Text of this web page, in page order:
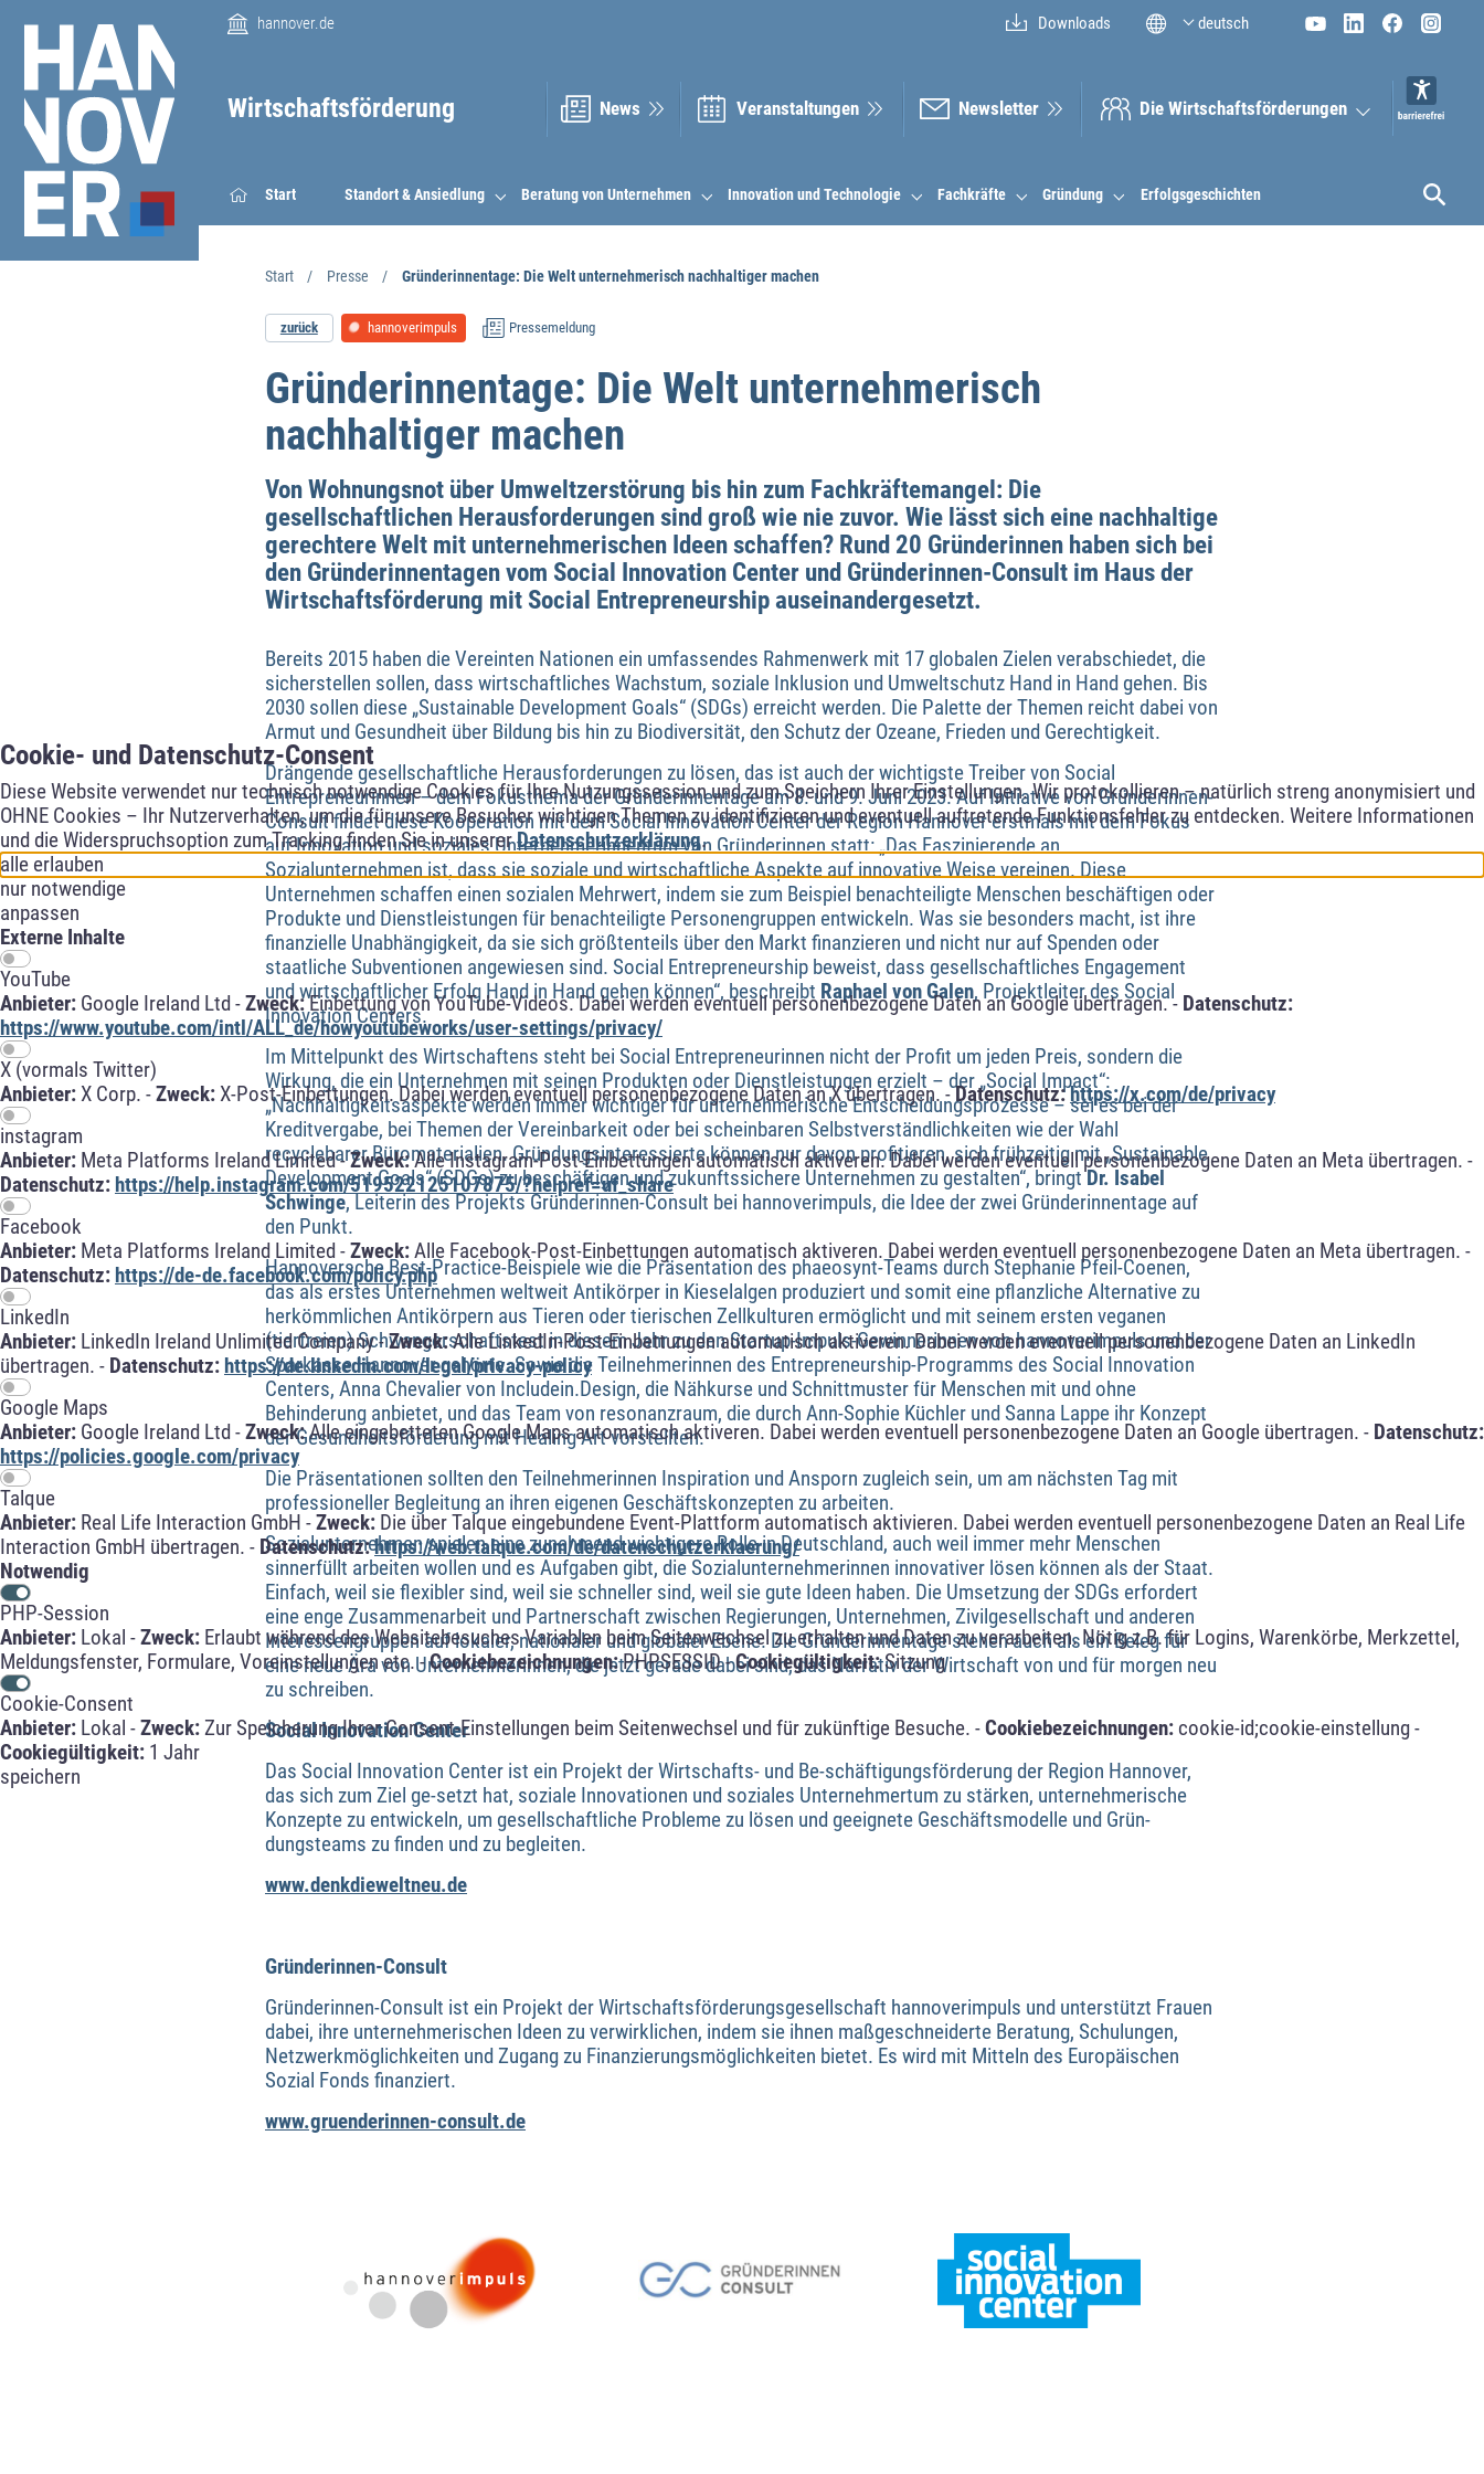
Cookie- und Datenschutz-Consent
Diese Website verwendet nur technisch notwendige Cookies für Ihre Nutzungssession und zum Speichern Ihrer Einstellungen. Wir protokollieren – natürlich streng anonymisiert und
OHNE Cookies – Ihr Nutzerverhalten, um die für unsere Besucher wichtigen Themen zu identifizieren und eventuell auftretende Funktionsfehler zu entdecken. Weitere Informationen
und die Widerspruchsoption zum Tracking finden Sie in unsererDatenschutzerklärung.
alle erlauben
nur notwendige
anpassen
Externe Inhalte
YouTube
Anbieter: Google Ireland Ltd -Zweck:Einbettung von YouTube-Videos. Dabei werden eventuell personenbezogene Daten an Google übertragen. - Datenschutz:
https://www.youtube.com/intl/ALL_de/howyoutubeworks/user-settings/privacy/
X (vormals Twitter)
Anbieter:X Corp. -Zweck:X-Post-Einbettungen. Dabei werden eventuell personenbezogene Daten an X übertragen. -Datenschutz:https://x.com/de/privacy
instagram
Anbieter: Meta Platforms Ireland Limited -Zweck:Alle Instagram-Post-Einbettungen automatisch aktiveren. Dabei werden eventuell personenbezogene Daten an Meta übertragen. -
Datenschutz: https://help.instagram.com/519522125107875/?helpref=uf_share
Facebook
Anbieter: Meta Platforms Ireland Limited -Zweck:Alle Facebook-Post-Einbettungen automatisch aktiveren. Dabei werden eventuell personenbezogene Daten an Meta übertragen. -
Datenschutz: https://de-de.facebook.com/policy.php
LinkedIn
Anbieter: LinkedIn Ireland Unlimited Company -Zweck:Alle LinkedIn-Post-Einbettungen automatisch aktiveren. Dabei werden eventuell personenbezogene Daten an LinkedIn
übertragen. - Datenschutz: https://de.linkedin.com/legal/privacy-policy
Google Maps
Anbieter: Google Ireland Ltd -Zweck:Alle eingebetteten Google Maps automatisch aktiveren. Dabei werden eventuell personenbezogene Daten an Google übertragen. - Datenschutz:
https://policies.google.com/privacy
Talque
Anbieter: Real Life Interaction GmbH -Zweck: Die über Talque eingebundene Event-Plattform automatisch aktivieren. Dabei werden eventuell personenbezogene Daten an Real Life
Interaction GmbH übertragen. - Datenschutz:https://web.talque.com/de/datenschutzerklaerung/
Notwendig
PHP-Session
Anbieter: Lokal -Zweck: Erlaubt während des Websitebesuches Variablen beim Seitenwechsel zu erhalten und Daten zu verarbeiten. Nötig z.B. für Logins, Warenkörbe, Merkzettel,
Meldungsfenster, Formulare, Voreinstellungen etc. -Cookiebezeichnungen:PHPSESSID -Cookiegültigkeit:Sitzung
Cookie-Consent
Anbieter: Lokal -Zweck:Zur Speicherung Ihrer Consent-Einstellungen beim Seitenwechsel und für zukünftige Besuche. -Cookiebezeichnungen: cookie-id;cookie-einstellung -
Cookiegültigkeit: 1 Jahr
speichern
Wirtschaftsförderung
Start Standort & Ansiedlung Beratung von Unternehmen Innovation und Technologie Fachkräfte Gründung Erfolgsgeschichten
hannover.de Downloads deutsch
News Veranstal­tungen Newsletter Die Wirt­schaftsför­derungen
Start Presse Gründerinnentage: Die Welt unternehmerisch nachhaltiger machen
zurück hannoverimpuls Pressemeldung
Gründerinnentage: Die Welt unternehmerisch
nachhaltiger machen
Von Wohnungsnot über Umweltzerstörung bis hin zum Fachkräftemangel: Die
gesellschaftlichen Herausforderungen sind groß wie nie zuvor. Wie lässt sich eine nachhaltige
gerechtere Welt mit unternehmerischen Ideen schaffen? Rund 20 Gründerinnen haben sich bei
den Gründerinnentagen vom Social Innovation Center und Gründerinnen-Consult im Haus der
Wirtschaftsförderung mit Social Entrepreneurship auseinandergesetzt.
Bereits 2015 haben die Vereinten Nationen ein umfassendes Rahmenwerk mit 17 globalen Zielen verabschiedet, die
sicherstellen sollen, dass wirtschaftliches Wachstum, soziale Inklusion und Umweltschutz Hand in Hand gehen. Bis
2030 sollen diese „Sustainable Development Goals“ (SDGs) erreicht werden. Die Palette der Themen reicht dabei von
Armut und Gesundheit über Bildung bis hin zu Biodiversität, den Schutz der Ozeane, Frieden und Gerechtigkeit.
Drängende gesellschaftliche Herausforderungen zu lösen, das ist auch der wichtigste Treiber von Social
Entrepreneurinnen – dem Fokusthema der Gründerinnentage am 8. und 9. Juni 2023. Auf Initiative von Gründerinnen-
Consult findet diese Kooperation mit dem Social Innovation Center der Region Hannover erstmals mit dem Fokus
auf Innovation und soziales Unternehmerinnentum von Gründerinnen statt: „Das Faszinierende an
Sozialunternehmen ist, dass sie soziale und wirtschaftliche Aspekte auf innovative Weise vereinen. Diese
Unternehmen schaffen einen sozialen Mehrwert, indem sie zum Beispiel benachteiligte Menschen beschäftigen oder
Produkte und Dienstleistungen für benachteiligte Personengruppen entwickeln. Was sie besonders macht, ist ihre
finanzielle Unabhängigkeit, da sie sich größtenteils über den Markt finanzieren und nicht nur auf Spenden oder
staatliche Subventionen angewiesen sind. Social Entrepreneurship beweist, dass gesellschaftliches Engagement
und wirtschaftlicher Erfolg Hand in Hand gehen können“, beschreibt Raphael von Galen, Projektleiter des Social
Innovation Centers.
Im Mittelpunkt des Wirtschaftens steht bei Social Entrepreneurinnen nicht der Profit um jeden Preis, sondern die
Wirkung, die ein Unternehmen mit seinen Produkten oder Dienstleistungen erzielt – der „Social Impact“:
„Nachhaltigkeitsaspekte werden immer wichtiger für unternehmerische Entscheidungsprozesse – sei es bei der
Kreditvergabe, bei Themen der Vereinbarkeit oder bei scheinbaren Selbstverständlichkeiten wie der Wahl
recyclebarer Büromaterialien. Gründungsinteressierte können nur davon profitieren, sich frühzeitig mit „Sustainable
Development Goals“ (SDGs) zu beschäftigen und zukunftssichere Unternehmen zu gestalten“, bringtDr. Isabel
Schwinge, Leiterin des Projekts Gründerinnen-Consult bei hannoverimpuls, die Idee der zwei Gründerinnentage auf
den Punkt.
Hannoversche Best-Practice-Beispiele wie die Präsentation des phaeosynt-Teams durch Stephanie Pfeil-Coenen,
das als erstes Unternehmen weltweit Antikörper in Kieselalgen produziert und somit eine pflanzliche Alternative zu
herkömmlichen Antikörpern aus Tieren oder tierischen Zellkulturen ermöglicht und mit seinem ersten veganen
(tierfreien) Schwangerschaftstest in diesem Jahr zu den Startup-Impuls-Gewinnerinnen von hannoverimpuls und der
Sparkasse Hannover gehörte. Sowie die Teilnehmerinnen des Entrepreneurship-Programms des Social Innovation
Centers, Anna Chevalier von Includein.Design, die Nähkurse und Schnittmuster für Menschen mit und ohne
Behinderung anbietet, und das Team von resonanzraum, die durch Ann-Sophie Küchler und Sanna Lappe ihr Konzept
der Gesundheitsförderung mit Healing Art vorstellten.
Die Präsentationen sollten den Teilnehmerinnen Inspiration und Ansporn zugleich sein, um am nächsten Tag mit
professioneller Begleitung an ihren eigenen Geschäftskonzepten zu arbeiten.
Sozialunternehmen spielen eine zunehmend wichtigere Rolle in Deutschland, auch weil immer mehr Menschen
sinnerfüllt arbeiten wollen und es Aufgaben gibt, die Sozialunternehmerinnen innovativer lösen können als der Staat.
Einfach, weil sie flexibler sind, weil sie schneller sind, weil sie gute Ideen haben. Die Umsetzung der SDGs erfordert
eine enge Zusammenarbeit und Partnerschaft zwischen Regierungen, Unternehmen, Zivilgesellschaft und anderen
Interessengruppen auf lokaler, nationaler und globaler Ebene. Die Gründerinnentage stehen auch als ein Beleg für
eine neue Ära von Unternehmerinnen, die jetzt gerade dabei sind, das Narrativ der Wirtschaft von und für morgen neu
zu schreiben.
Social Innovation Center
Das Social Innovation Center ist ein Projekt der Wirtschafts- und Be-schäftigungsförderung der Region Hannover,
das sich zum Ziel ge-setzt hat, soziale Innovationen und soziales Unternehmertum zu stärken, unternehmerische
Konzepte zu entwickeln, um gesellschaftliche Probleme zu lösen und geeignete Geschäftsmodelle und Grün-
dungsteams zu finden und zu begleiten.
www.denkdieweltneu.de
Gründerinnen-Consult
Gründerinnen-Consult ist ein Projekt der Wirtschaftsförderungsgesellschaft hannoverimpuls und unterstützt Frauen
dabei, ihre unternehmerischen Ideen zu verwirklichen, indem sie ihnen maßgeschneiderte Beratung, Schulungen,
Netzwerkmöglichkeiten und Zugang zu Finanzierungsmöglichkeiten bietet. Es wird mit Mitteln des Europäischen
Sozial Fonds finanziert.
www.gruenderinnen-consult.de